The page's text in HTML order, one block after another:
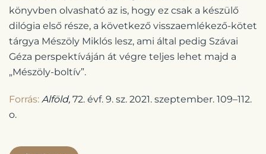
könyvben olvasható az is, hogy ez csak a készülő
dilógia első része, a következő visszaemlékező-kötet
tárgya Mészöly Miklós lesz, ami által pedig Szávai
Géza perspektíváján át végre teljes lehet majd a
„Mészöly-boltív”.
Forrás: Alföld, 72. évf. 9. sz. 2021. szeptember. 109–112.
o.